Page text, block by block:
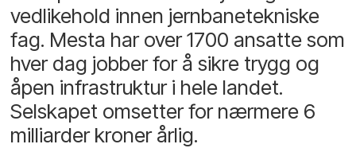
vedlikehold innen jernbanetekniske
fag. Mesta har over 1700 ansatte som
hver dag jobber for å sikre trygg og
åpen infrastruktur i hele landet.
Selskapet omsetter for nærmere 6
milliarder kroner årlig.